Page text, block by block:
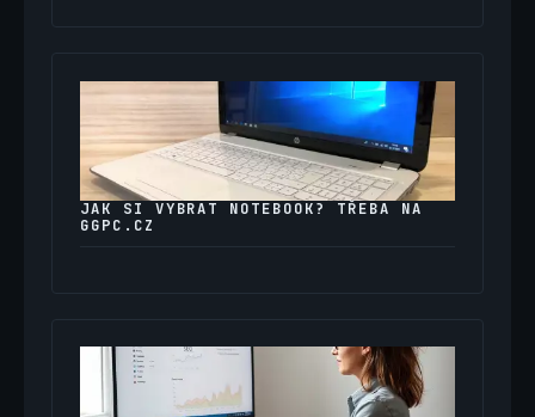
JAK SI VYBRAT NOTEBOOK? TŘEBA NA
GGPC.CZ